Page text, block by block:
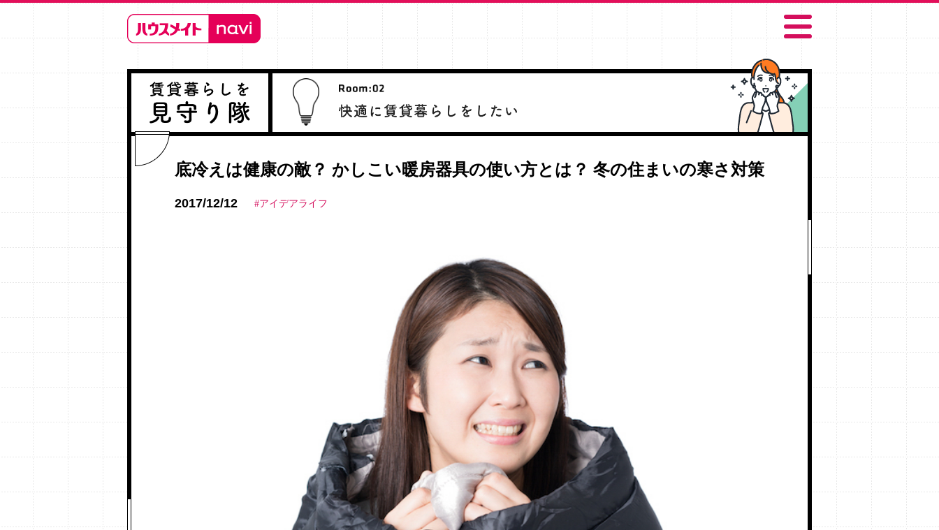
底冷えは健康の敵？ かしこい暖房器具の使い方とは？ 冬の住まいの寒さ対策
2017/12/12 #アイデアライフ